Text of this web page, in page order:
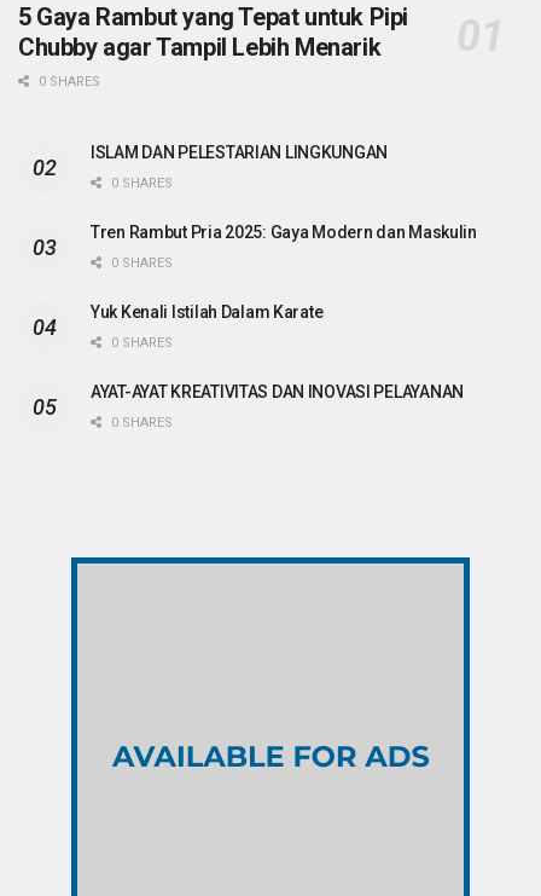
5 Gaya Rambut yang Tepat untuk Pipi
Chubby agar Tampil Lebih Menarik
0 SHARES
ISLAM DAN PELESTARIAN LINGKUNGAN
0 SHARES
Tren Rambut Pria 2025: Gaya Modern dan Maskulin
0 SHARES
Yuk Kenali Istilah Dalam Karate
0 SHARES
AYAT-AYAT KREATIVITAS DAN INOVASI PELAYANAN
0 SHARES